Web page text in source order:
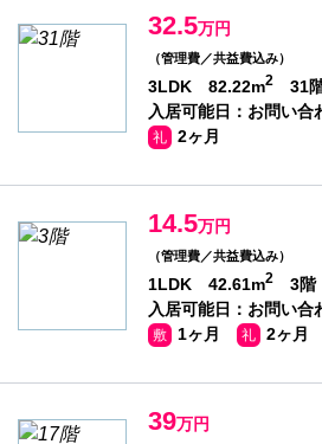
32.5万円
（管理費／共益費込み）
3LDK 82.22m2
31
入居可能日：お問い合
礼 2ヶ月
14.5万円
（管理費／共益費込み）
1LDK 42.61m2
3階
入居可能日：お問い合
敷 1ヶ月 礼 2ヶ月
39万円